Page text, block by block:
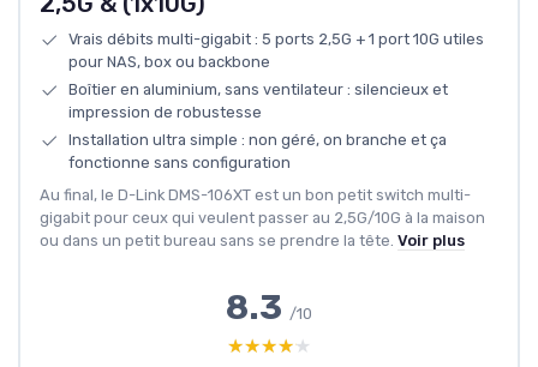
Vrais débits multi-gigabit : 5 ports 2,5G + 1 port 10G utiles
pour NAS, box ou backbone
Boîtier en aluminium, sans ventilateur : silencieux et
impression de robustesse
Installation ultra simple : non géré, on branche et ça
fonctionne sans configuration
Au final, le D-Link DMS-106XT est un bon petit switch multi-
gigabit pour ceux qui veulent passer au 2,5G/10G à la maison
ou dans un petit bureau sans se prendre la tête. Voir plus
8.3 /10
★★★★★
★★★★★